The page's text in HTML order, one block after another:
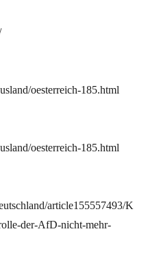
oesterreich-185.html
oesterreich-185.html
article155557493/K
der-AfD-nicht-mehr-